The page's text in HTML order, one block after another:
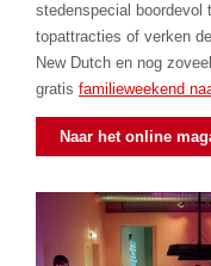
stedenspecial boordevol
topattracties of verken
New Dutch en nog
gratis familieweekend
Naar het online